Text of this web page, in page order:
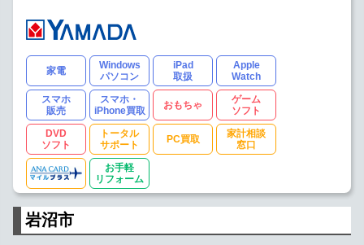
家電
Windows
パソコン
iPad
取扱
Apple
Watch
スマホ
販売
スマホ・
iPhone買取
おもちゃ
ゲーム
ソフト
DVD
ソフト
トータル
サポート
PC買取
家計相談
窓口
お手軽
リフォーム
岩沼市